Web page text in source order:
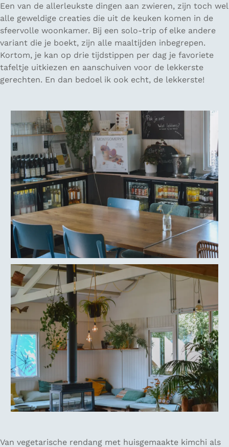
Een van de allerleukste dingen aan zwieren, zijn toch wel
alle geweldige creaties die uit de keuken komen in de
sfeervolle woonkamer. Bij een solo-trip of elke andere
variant die je boekt, zijn alle maaltijden inbegrepen.
Kortom, je kan op drie tijdstippen per dag je favoriete
tafeltje uitkiezen en aanschuiven voor de lekkerste
gerechten. En dan bedoel ik ook echt, de lekkerste!
Van vegetarische rendang met huisgemaakte kimchi als